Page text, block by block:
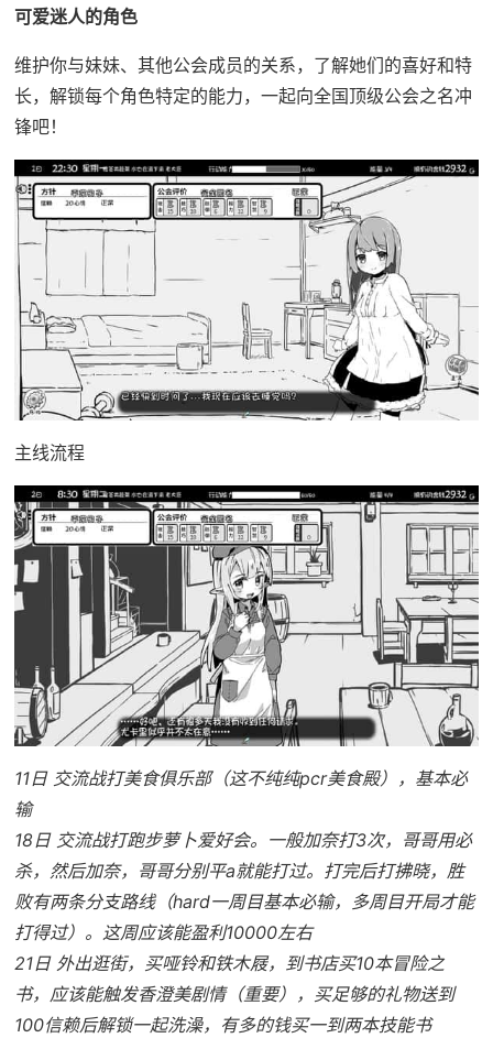
可爱迷人的角色
维护你与妹妹、其他公会成员的关系，了解她们的喜好和特
长，解锁每个角色特定的能力，一起向全国顶级公会之名冲
锋吧！
主线流程
11日 交流战打美食俱乐部（这不纯纯pcr美食殿），基本必
输
18日 交流战打跑步萝卜爱好会。一般加奈打3次，哥哥用必
杀，然后加奈，哥哥分别平a就能打过。打完后打拂晓，胜
败有两条分支路线（hard一周目基本必输，多周目开局才能
打得过）。这周应该能盈利10000左右
21日 外出逛街，买哑铃和铁木屐，到书店买10本冒险之
书，应该能触发香澄美剧情（重要），买足够的礼物送到
100信赖后解锁一起洗澡，有多的钱买一到两本技能书